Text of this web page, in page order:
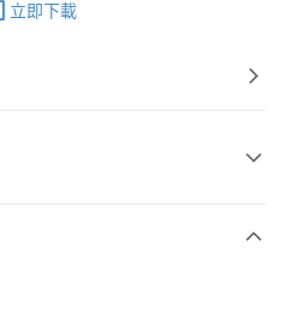
立即下載